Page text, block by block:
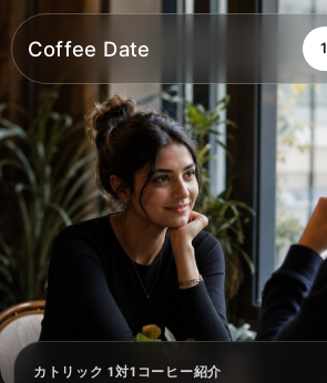
Coffee Date
カトリック 1対1コーヒー紹介